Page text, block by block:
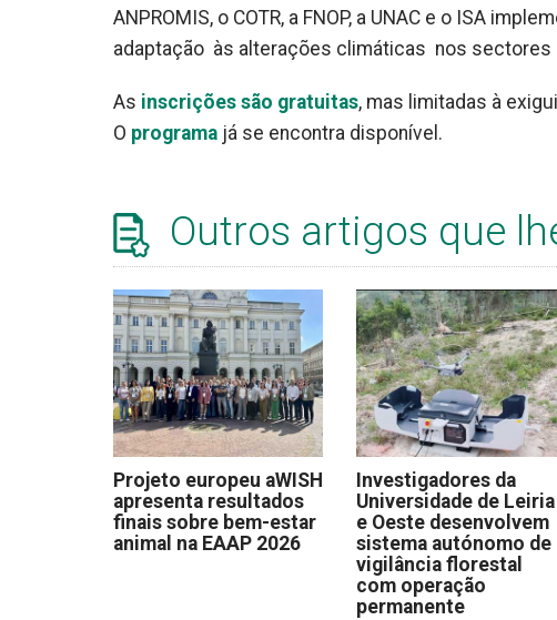
ANPROMIS, o COTR, a FNOP, a UNAC e o ISA
adaptação às alterações climáticas nos sectores
As inscrições são gratuitas, mas limitadas à
O programa já se encontra disponível.
Outros artigos que
Projeto europeu aWISH
apresenta resultados
finais sobre bem-estar
animal na EAAP 2026
Investigadores da
Universidade de Leiria
e Oeste desenvolvem
sistema autónomo de
vigilância florestal
com operação
permanente